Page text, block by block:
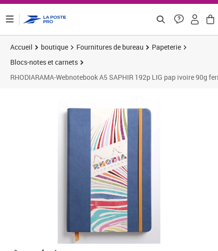
Accueil boutique Fournitures de bureau
Papeterie
Blocs-notes et carnets
RHODIARAMA-Webnotebook A5 SAPHIR 192p LIG pap ivoire 90g